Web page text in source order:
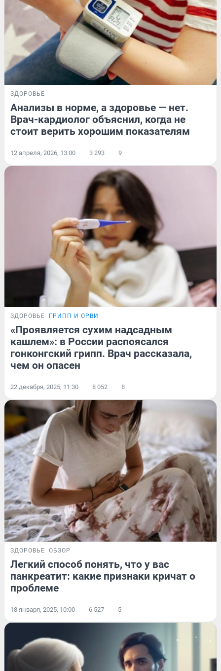
ЗДОРОВЬЕ
Анализы в норме, а здоровье — нет.
Врач-кардиолог объяснил, когда не
стоит верить хорошим показателям
12 апреля, 2026, 13:00 3 293 9
ЗДОРОВЬЕ ГРИПП И ОРВИ
«Проявляется сухим надсадным
кашлем»: в России распоясался
гонконгский грипп. Врач рассказала,
чем он опасен
22 декабря, 2025, 11:30 8 052 8
ЗДОРОВЬЕ ОБЗОР
Легкий способ понять, что у вас
панкреатит: какие признаки кричат о
проблеме
18 января, 2025, 10:00 6 527 5